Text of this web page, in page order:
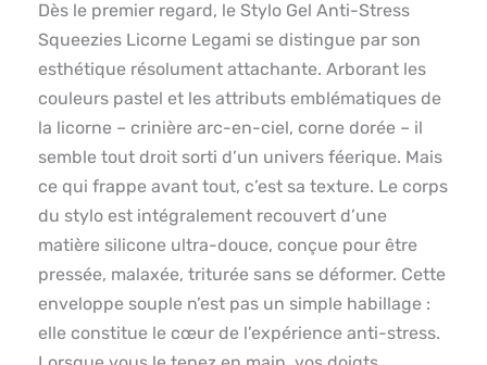
Dès le premier regard, le Stylo Gel Anti-Stress
Squeezies Licorne Legami se distingue par son
esthétique résolument attachante. Arborant les
couleurs pastel et les attributs emblématiques de
la licorne – crinière arc-en-ciel, corne dorée – il
semble tout droit sorti d’un univers féerique. Mais
ce qui frappe avant tout, c’est sa texture. Le corps
du stylo est intégralement recouvert d’une
matière silicone ultra-douce, conçue pour être
pressée, malaxée, triturée sans se déformer. Cette
enveloppe souple n’est pas un simple habillage :
elle constitue le cœur de l’expérience anti-stress.